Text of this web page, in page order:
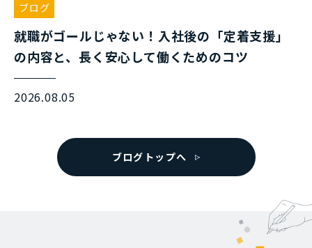
ブログ
就職がゴールじゃない！入社後の「定着支援」
の内容と、長く安心して働くためのコツ
2026.08.05
ブログトップへ